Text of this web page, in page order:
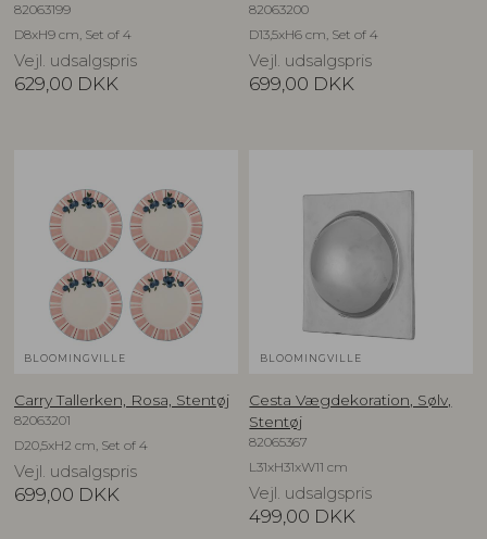
82063199
D8xH9 cm, Set of 4
Vejl. udsalgspris
629,00 DKK
82063200
D13,5xH6 cm, Set of 4
Vejl. udsalgspris
699,00 DKK
BLOOMINGVILLE
Carry Tallerken, Rosa, Stentøj
82063201
D20,5xH2 cm, Set of 4
Vejl. udsalgspris
699,00 DKK
BLOOMINGVILLE
Cesta Vægdekoration, Sølv,
Stentøj
82065367
L31xH31xW11 cm
Vejl. udsalgspris
499,00 DKK